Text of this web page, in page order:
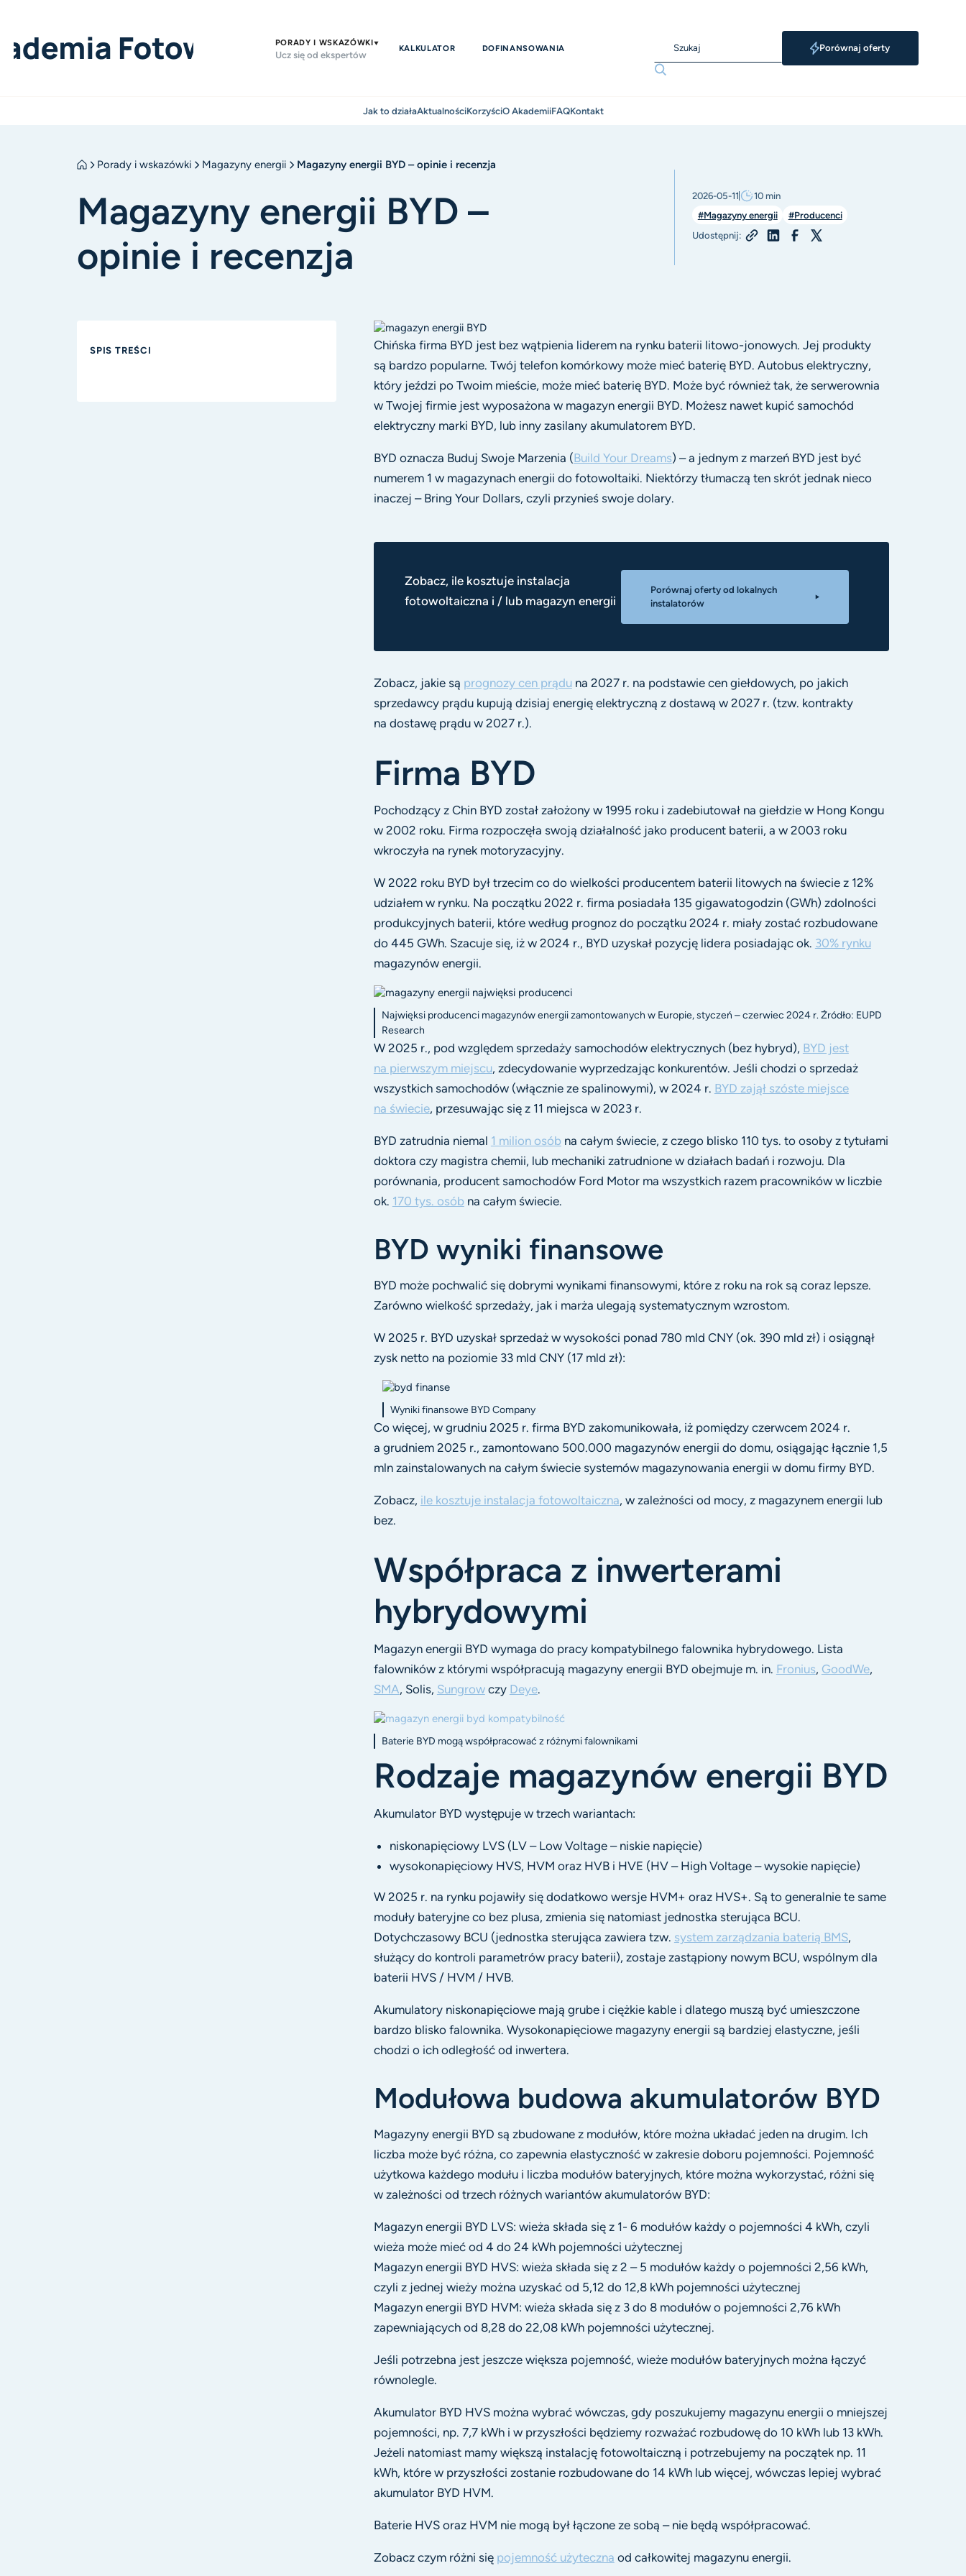
PORADY I WSKAZÓWKI
Ucz się od ekspertów
KALKULATOR DOFINANSOWANIA Porównaj oferty
Jak to działaAktualnościKorzyściO AkademiiFAQKontakt
Porady i wskazówki Magazyny energii Magazyny energii BYD – opinie i recenzja
Magazyny energii BYD –
opinie i recenzja
2026-05-11 10 min
#Magazyny energii
#Producenci
Udostępnij:
SPIS TREŚCI
Chińska firma BYD jest bez wątpienia liderem na rynku baterii litowo-jonowych. Jej produkty
są bardzo popularne. Twój telefon komórkowy może mieć baterię BYD. Autobus elektryczny,
który jeździ po Twoim mieście, może mieć baterię BYD. Może być również tak, że serwerownia
w Twojej firmie jest wyposażona w magazyn energii BYD. Możesz nawet kupić samochód
elektryczny marki BYD, lub inny zasilany akumulatorem BYD.
BYD oznacza Buduj Swoje Marzenia (Build Your Dreams) – a jednym z marzeń BYD jest być
numerem 1 w magazynach energii do fotowoltaiki. Niektórzy tłumaczą ten skrót jednak nieco
inaczej – Bring Your Dollars, czyli przynieś swoje dolary.
Zobacz, ile kosztuje instalacja
fotowoltaiczna i / lub magazyn energii
Porównaj oferty od lokalnych
instalatorów
Zobacz, jakie są prognozy cen prąduna 2027 r. na podstawie cen giełdowych, po jakich
sprzedawcy prądu kupują dzisiaj energię elektryczną z dostawą w 2027 r. (tzw. kontrakty
na dostawę prądu w 2027 r.).
Firma BYD
Pochodzący z Chin BYD został założony w 1995 roku i zadebiutował na giełdzie w Hong Kongu
w 2002 roku. Firma rozpoczęła swoją działalność jako producent baterii, a w 2003 roku
wkroczyła na rynek motoryzacyjny.
W 2022 roku BYD był trzecim co do wielkości producentem baterii litowych na świecie z 12%
udziałem w rynku. Na początku 2022 r. firma posiadała 135 gigawatogodzin (GWh) zdolności
produkcyjnych baterii, które według prognoz do początku 2024 r. miały zostać rozbudowane
do 445 GWh. Szacuje się, iż w 2024 r., BYD uzyskał pozycję lidera posiadając ok. 30% rynku
magazynów energii.
Najwięksi producenci magazynów energii zamontowanych w Europie, styczeń – czerwiec 2024 r. Źródło: EUPD
Research
W 2025 r., pod względem sprzedaży samochodów elektrycznych (bez hybryd), BYD jest
na pierwszym miejscu, zdecydowanie wyprzedzając konkurentów. Jeśli chodzi o sprzedaż
wszystkich samochodów (włącznie ze spalinowymi), w 2024 r. BYD zajął szóste miejsce
na świecie, przesuwając się z 11 miejsca w 2023 r.
BYD zatrudnia niemal 1 milion osób na całym świecie, z czego blisko 110 tys. to osoby z tytułami
doktora czy magistra chemii, lub mechaniki zatrudnione w działach badań i rozwoju. Dla
porównania, producent samochodów Ford Motor ma wszystkich razem pracowników w liczbie
ok. 170 tys. osób na całym świecie.
BYD wyniki finansowe
BYD może pochwalić się dobrymi wynikami finansowymi, które z roku na rok są coraz lepsze.
Zarówno wielkość sprzedaży, jak i marża ulegają systematycznym wzrostom.
W 2025 r. BYD uzyskał sprzedaż w wysokości ponad 780 mld CNY (ok. 390 mld zł) i osiągnął
zysk netto na poziomie 33 mld CNY (17 mld zł):
Wyniki finansowe BYD Company
Co więcej, w grudniu 2025 r. firma BYD zakomunikowała, iż pomiędzy czerwcem 2024 r.
a grudniem 2025 r., zamontowano 500.000 magazynów energii do domu, osiągając łącznie 1,5
mln zainstalowanych na całym świecie systemów magazynowania energii w domu firmy BYD.
Zobacz, ile kosztuje instalacja fotowoltaiczna, w zależności od mocy, z magazynem energii lub
bez.
Współpraca z inwerterami
hybrydowymi
Magazyn energii BYD wymaga do pracy kompatybilnego falownika hybrydowego. Lista
falowników z którymi współpracują magazyny energii BYD obejmuje m. in. Fronius, GoodWe,
SMA, Solis, Sungrowczy Deye.
Baterie BYD mogą współpracować z różnymi falownikami
Rodzaje magazynów energii BYD
Akumulator BYD występuje w trzech wariantach:
niskonapięciowy LVS (LV – Low Voltage – niskie napięcie)
wysokonapięciowy HVS, HVM oraz HVB i HVE (HV – High Voltage – wysokie napięcie)
W 2025 r. na rynku pojawiły się dodatkowo wersje HVM+ oraz HVS+. Są to generalnie te same
moduły bateryjne co bez plusa, zmienia się natomiast jednostka sterująca BCU.
Dotychczasowy BCU (jednostka sterująca zawiera tzw. system zarządzania baterią BMS,
służący do kontroli parametrów pracy baterii), zostaje zastąpiony nowym BCU, wspólnym dla
baterii HVS / HVM / HVB.
Akumulatory niskonapięciowe mają grube i ciężkie kable i dlatego muszą być umieszczone
bardzo blisko falownika. Wysokonapięciowe magazyny energii są bardziej elastyczne, jeśli
chodzi o ich odległość od inwertera.
Modułowa budowa akumulatorów BYD
Magazyny energii BYD są zbudowane z modułów, które można układać jeden na drugim. Ich
liczba może być różna, co zapewnia elastyczność w zakresie doboru pojemności. Pojemność
użytkowa każdego modułu i liczba modułów bateryjnych, które można wykorzystać, różni się
w zależności od trzech różnych wariantów akumulatorów BYD:
Magazyn energii BYD LVS: wieża składa się z 1- 6 modułów każdy o pojemności 4 kWh, czyli
wieża może mieć od 4 do 24 kWh pojemności użytecznej
Magazyn energii BYD HVS: wieża składa się z 2 – 5 modułów każdy o pojemności 2,56 kWh,
czyli z jednej wieży można uzyskać od 5,12 do 12,8 kWh pojemności użytecznej
Magazyn energii BYD HVM: wieża składa się z 3 do 8 modułów o pojemności 2,76 kWh
zapewniających od 8,28 do 22,08 kWh pojemności użytecznej.
Jeśli potrzebna jest jeszcze większa pojemność, wieże modułów bateryjnych można łączyć
równolegle.
Akumulator BYD HVS można wybrać wówczas, gdy poszukujemy magazynu energii o mniejszej
pojemności, np. 7,7 kWh i w przyszłości będziemy rozważać rozbudowę do 10 kWh lub 13 kWh.
Jeżeli natomiast mamy większą instalację fotowoltaiczną i potrzebujemy na początek np. 11
kWh, które w przyszłości zostanie rozbudowane do 14 kWh lub więcej, wówczas lepiej wybrać
akumulator BYD HVM.
Baterie HVS oraz HVM nie mogą był łączone ze sobą – nie będą współpracować.
Zobacz czym różni się pojemność użyteczna od całkowitej magazynu energii.